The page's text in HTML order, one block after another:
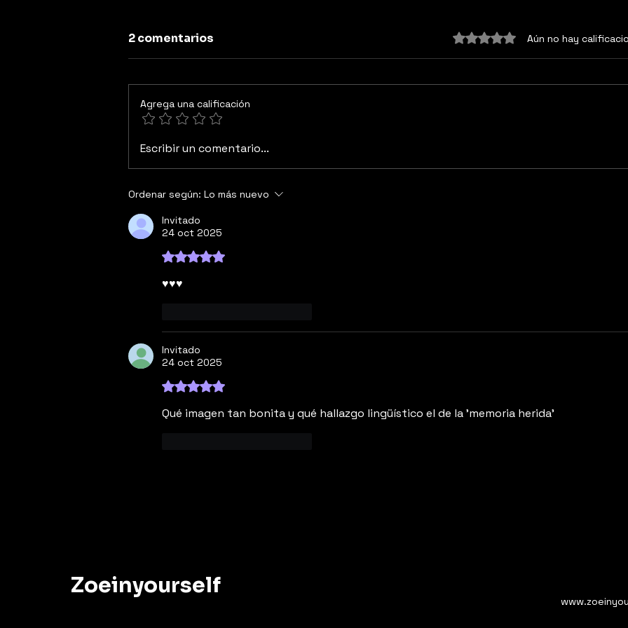
El tenis y el Instante
2 comentarios Obtuvo 0 de 5 estrellas.
Aún no hay
Agrega una calificación
Escribir un comentario...
Ordenar según: Lo más nuevo
Invitado
24 oct 2025
Obtuvo 5 de 5 estrellas.
♥️♥️♥️
Invitado
24 oct 2025
Obtuvo 5 de 5 estrellas.
Qué imagen tan bonita y qué hallazgo lingüístico el de la 'memoria herida'
Zoeinyourself